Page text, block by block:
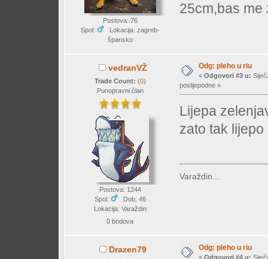
Postova: 76
Spol:
Lokacija: zagreb-
špansko
25cm,bas me
vedranVŽ
Trade Count: (0)
Punopravni član
Postova: 1244
Spol:
Dob: 46
Lokacija: Varaždin
0 bodova
Odg: pleho u riu
« Odgovori #3 u:
poslijepodne »
Lijepa
zato tak lijepo
Varaždin...
Drazen79 Odg: pleho u riu
« Odgovori #4 u: